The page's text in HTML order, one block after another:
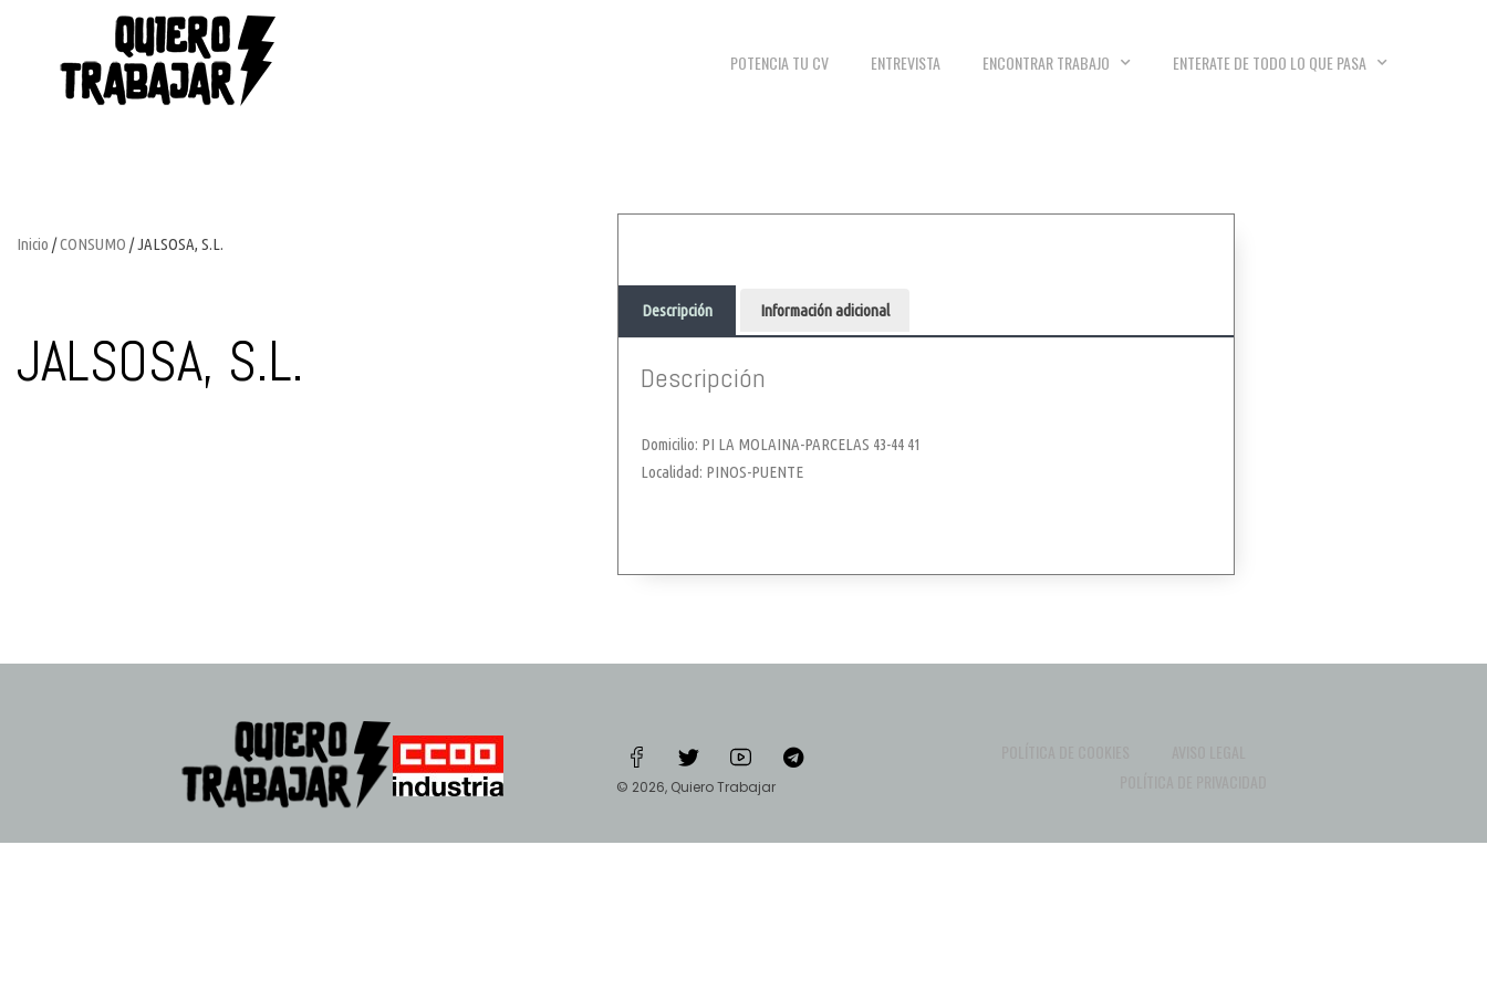
POTENCIA TU CV ENTREVISTA ENCONTRAR TRABAJO ENTERATE DE TODO LO QUE PASA
Inicio /CONSUMO / JALSOSA, S.L.
JALSOSA, S.L.
Descripción Información adicional
Descripción
Domicilio: PI LA MOLAINA-PARCELAS 43-44 41
Localidad: PINOS-PUENTE
© 2026, Quiero Trabajar